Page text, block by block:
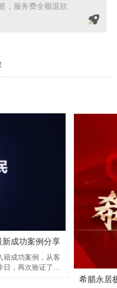
，服务费全额退款
成功案例分享
籍成功案例，从客
日，再次验证了瓦
希腊永居